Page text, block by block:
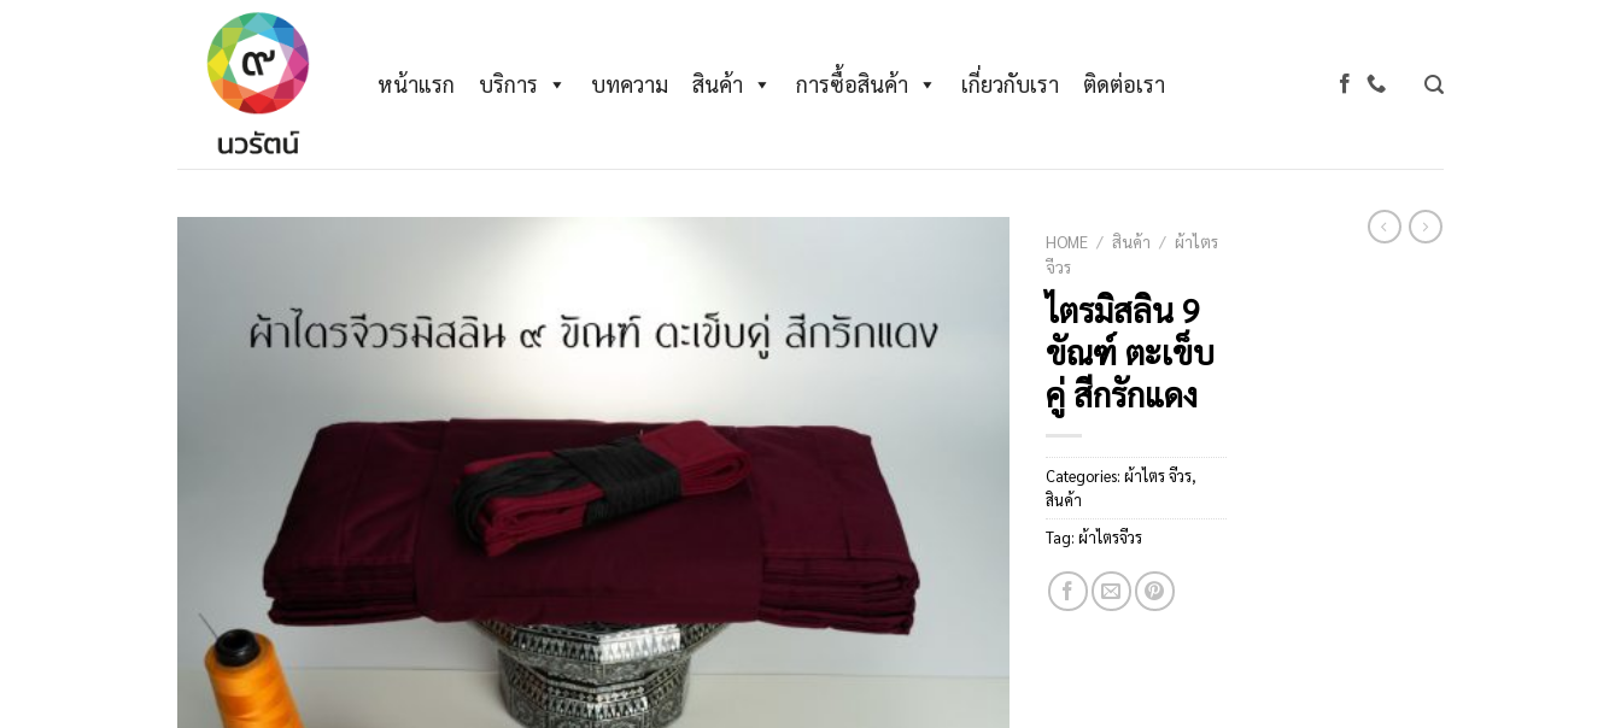
หน้าแรก บริการ บทความ สินค้า การซื้อสินค้า เกี่ยวกับเรา ติดต่อเรา
Wishlist
HOME / สินค้า / ผ้าไตร
จีวร
ไตรมิสลิน 9
ขัณฑ์ ตะเข็บ
คู่ สีกรักแดง
Categories: ผ้าไตร จีวร,
สินค้า
Tag: ผ้าไตรจีวร